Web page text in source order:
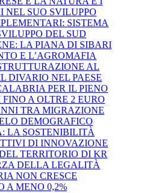
NEL SUO SVILUPPO
SISTEMA
DEL SUD
LA PIANA DI SIBARI
E L’AGROMAFIA
AL
DIVARIO NEL PAESE
PER IL PIENO
A OLTRE 2 EURO
TRA MIGRAZIONE
DEMOGRAFICO
LA SOSTENIBILITÀ
DI INNOVAZIONE
TERRITORIO DI KR
DELLA LEGALITÀ
NON CRESCE
A MENO 0,2%